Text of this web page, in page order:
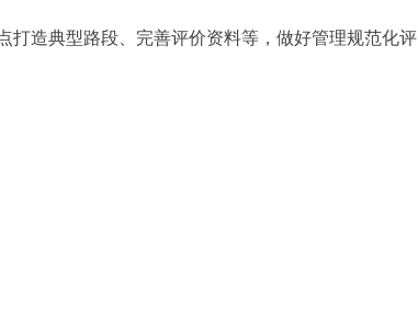
打造典型路段、完善评价资料等，做好管理规范化评